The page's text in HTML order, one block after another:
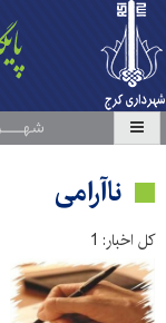
ناآرامی
کل اخبار: 1